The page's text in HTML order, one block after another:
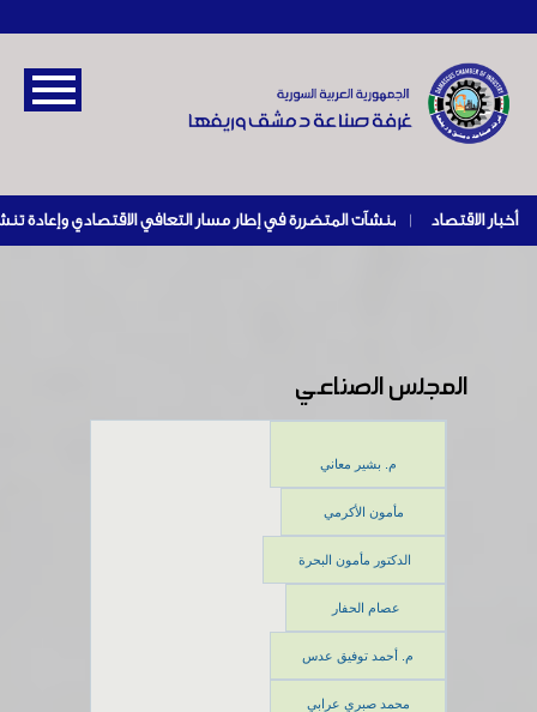
أخبار الاقتصاد |
المجلس الصناعي
م. بشير معاني
مأمون الأكرمي
الدكتور مأمون البحرة
عصام الحفار
م. أحمد توفيق عدس
محمد صبري عرابي